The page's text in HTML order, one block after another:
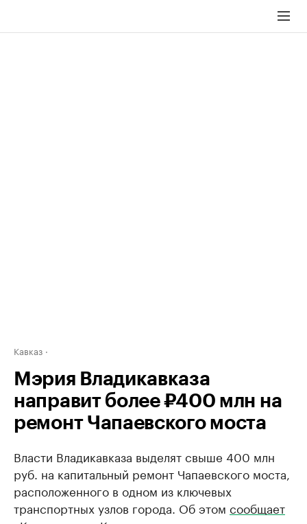
Кавказ
Мэрия Владикавказа
направит более ₽400 млн на
ремонт Чапаевского моста
Власти Владикавказа выделят свыше 400 млн
руб. на капитальный ремонт Чапаевского моста,
расположенного в одном из ключевых
транспортных узлов города. Об этом сообщает